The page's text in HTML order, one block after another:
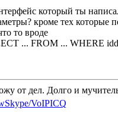
который ты
кроме тех которые
то вроде
... FROM ... WHERE
от дел. Долго и
Skype/VoIPICQ